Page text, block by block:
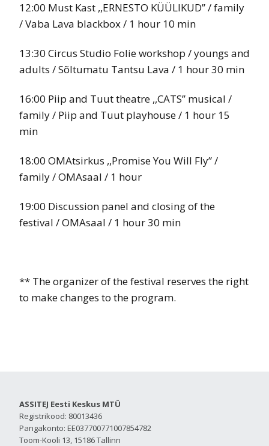
12:00 Must Kast ,,ERNESTO KÜÜLIKUD’’ / family
/ Vaba Lava blackbox / 1 hour 10 min
13:30 Circus Studio Folie workshop / youngs and
adults / Sõltumatu Tantsu Lava / 1 hour 30 min
16:00 Piip and Tuut theatre ,,CATS’’ musical /
family / Piip and Tuut playhouse / 1 hour 15
min
18:00 OMAtsirkus ,,Promise You Will Fly’’ /
family / OMAsaal / 1 hour
19:00 Discussion panel and closing of the
festival / OMAsaal / 1 hour 30 min
** The organizer of the festival reserves the right
to make changes to the program.
ASSITEJ Eesti Keskus MTÜ
Registrikood: 80013436
Pangakonto: EE037700771007854782
Toom-Kooli 13, 15186 Tallinn